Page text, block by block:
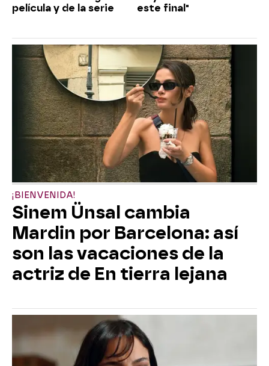
película y de la serie
este final"
¡BIENVENIDA!
Sinem Ünsal cambia
Mardin por Barcelona: así
son las vacaciones de la
actriz de En tierra lejana